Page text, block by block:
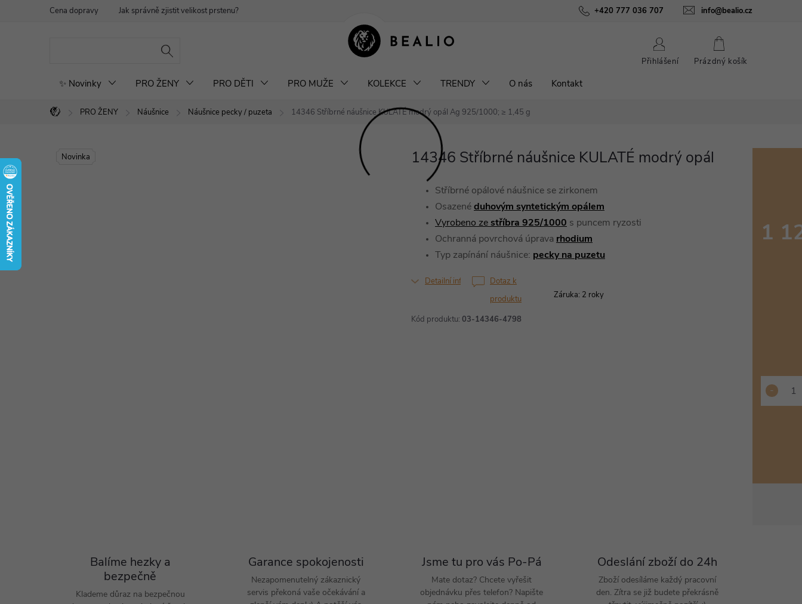
+420 777 036 707 info@bealio.cz
Cena dopravy Jak správně zjistit velikost prstenu? Podmínky ochrany osobních údajů O nás Péče o šperky
Přihlášení
NÁKUPNÍ
Prázdný košík
✨ Novinky PRO ŽENY PRO DĚTI PRO MUŽE KOLEKCE TRENDY O nás Kontakt
Domů
PRO ŽENY Náušnice Náušnice pecky / puzeta 14346 Stříbrné náušnice KULATÉ modrý opál Ag 925/1000; ≥ 1,45 g
Novinka 14346 Stříbrné náušnice KULATÉ modrý opál
Kód produktu: 03-14346-4798
Stříbrné opálové náušnice se zirkonem
Osazenéduhovým syntetickým opálem
Vyrobeno zestříbra 925/1000 s puncem ryzosti
Ochranná povrchová úprava rhodium
Typ zapínání náušnice: pecky na puzetu
Detailní informace
1
Dotaz k
produktu
Záruka: 2 roky
Balíme hezky a
bezpečně
Klademe důraz na bezpečnou
Garance spokojenosti
Nezapomenutelný zákaznický
servis překoná vaše očekávání a
Jsme tu pro vás Po-Pá
Mate dotaz? Chcete vyřešit
objednávku přes telefon? Napište
Odeslání zboží do 24h
Zboží odesíláme každý pracovní
den. Zítra se již budete překrásně